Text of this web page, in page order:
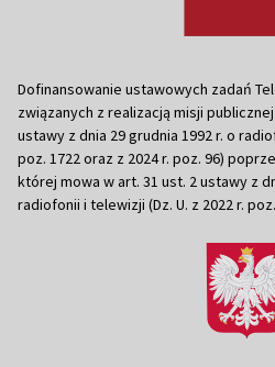
Dofinansowanie ustawowych zadań
związanych z realizacją misji
ustawy z dnia 29 grudnia 1992 r. o
poz. 1722 oraz z 2024 r. poz. 96)
której mowa w art. 31 ust. 2 ustawy z
radiofonii i telewizji (Dz. U. z 2022 r.